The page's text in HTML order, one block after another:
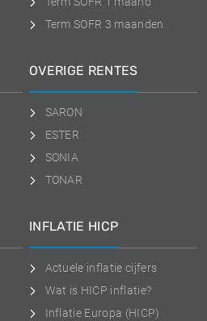
Term SOFR 3 maanden
OVERIGE RENTES
SARON
ESTER
SONIA
TONAR
INFLATIE HICP
Actuele inflatie cijfers
Wat is HICP inflatie?
Inflatie Europa (HICP)